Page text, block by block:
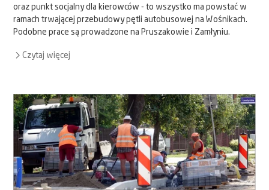
oraz punkt socjalny dla kierowców - to wszystko ma powstać w
ramach trwającej przebudowy pętli autobusowej na Wośnikach.
Podobne prace są prowadzone na Pruszakowie i Zamłyniu.
Czytaj więcej